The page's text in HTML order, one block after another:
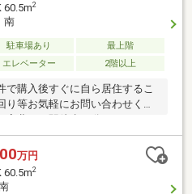
60.5m2
南
駐車場あり
最上階
エレベーター 2階以上
で購入後すぐに自ら居住するこ
り等お気軽にお問い合わせくだ
ーデンズまで徒歩6分と近く、
万円
60.5m2